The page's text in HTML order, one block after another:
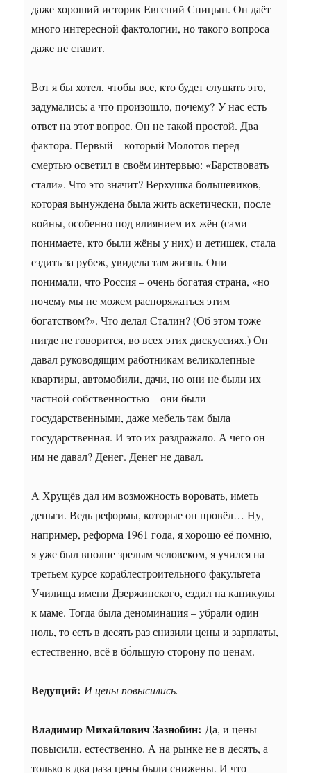
даже хороший историк Евгений Спицын. Он даёт
много интересной фактологии, но такого вопроса
даже не ставит.
Вот я бы хотел, чтобы все, кто будет слушать это,
задумались: а что произошло, почему? У нас есть
ответ на этот вопрос. Он не такой простой. Два
фактора. Первый – который Молотов перед
смертью осветил в своём интервью: «Барствовать
стали». Что это значит? Верхушка большевиков,
которая вынуждена была жить аскетически, после
войны, особенно под влиянием их жён (сами
понимаете, кто были жёны у них) и детишек, стала
ездить за рубеж, увидела там жизнь. Они
понимали, что Россия – очень богатая страна, «но
почему мы не можем распоряжаться этим
богатством?». Что делал Сталин? (Об этом тоже
нигде не говорится, во всех этих дискуссиях.) Он
давал руководящим работникам великолепные
квартиры, автомобили, дачи, но они не были их
частной собственностью – они были
государственными, даже мебель там была
государственная. И это их раздражало. А чего он
им не давал? Денег. Денег не давал.
А Хрущёв дал им возможность воровать, иметь
деньги. Ведь реформы, которые он провёл… Ну,
например, реформа 1961 года, я хорошо её помню,
я уже был вполне зрелым человеком, я учился на
третьем курсе кораблестроительного факультета
Училища имени Дзержинского, ездил на каникулы
к маме. Тогда была деноминация – убрали один
ноль, то есть в десять раз снизили цены и зарплаты,
естественно, всё в бо́льшую сторону по ценам.
Ведущий:И цены повысились.
Владимир Михайлович Зазнобин:Да, и цены
повысили, естественно. А на рынке не в десять, а
только в два раза цены были снижены. И что